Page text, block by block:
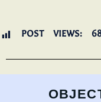
POST VIEWS: